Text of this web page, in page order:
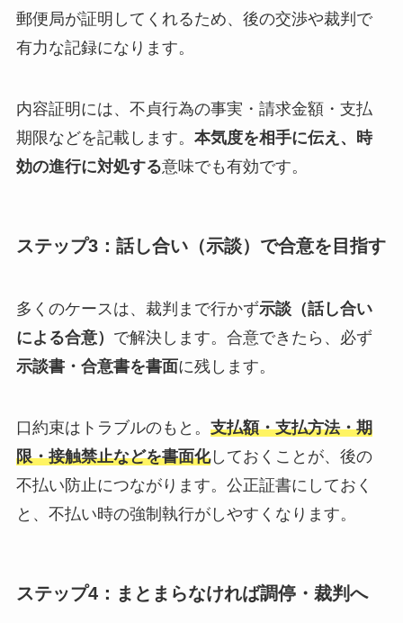
郵便局が証明してくれるため、後の交渉や裁判で
有力な記録になります。
内容証明には、不貞行為の事実・請求金額・支払
期限などを記載します。 本気度を相手に伝え、時
効の進行に対処する意味でも有効です。
ステップ3：話し合い（示談）で合意を目指す
多くのケースは、裁判まで行かず示談（話し合い
による合意） で解決します。合意できたら、必ず
示談書・合意書を書面に残します。
口約束はトラブルのもと。 支払額・支払方法・期
限・接触禁止などを書面化しておくことが、後の
不払い防止につながります。公正証書にしておく
と、不払い時の強制執行がしやすくなります。
ステップ4：まとまらなければ調停・裁判へ